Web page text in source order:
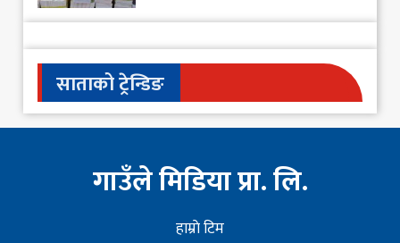
साताको ट्रेन्डिङ
गाउँले मिडिया प्रा. लि.
हाम्राे टिम